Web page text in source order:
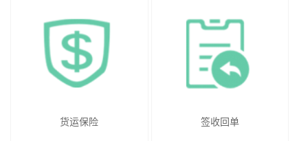
货运保险 签收回单